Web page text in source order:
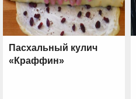
Пасхальный кулич
«Краффин»